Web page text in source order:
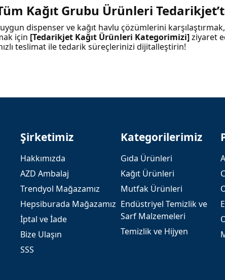
Kağıt Grubu Ürünleri
dispenser ve kağıt havlu çözümlerini
için [Tedarikjet Kağıt Ürünleri Kategorimizi]ziyaret
teslimat ile tedarik süreçlerinizi dijitalleştirin!
Şirketimiz
Hakkımızda
AZD Ambalaj
Trendyol Mağazamız
Hepsiburada Mağazamız
İptal ve İade
Bize Ulaşın
SSS
Kategorilerimiz
Gıda Ürünleri
Kağıt Ürünleri
Mutfak Ürünleri
Endüstriyel Temizlik ve
Sarf Malzemeleri
Temizlik ve Hijyen